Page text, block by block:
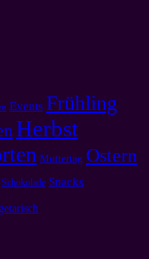
Events Frühling
Herbst
Muttertag Ostern
Schokolade Snacks